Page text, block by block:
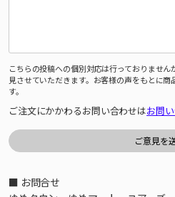
こちらの投稿への個別対応は行っておりませ
見させていただきます。お客様の声をもとに商
す。
ご注文にかかわるお問い合わせはお問
■ お問合せ